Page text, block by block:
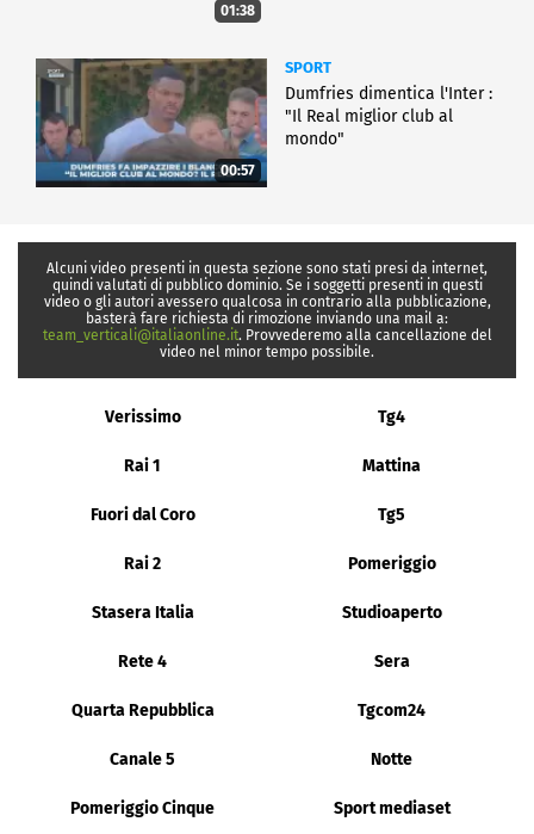
01:38
00:57
SPORT
Dumfries dimentica l'Inter :
"Il Real miglior club al
mondo"
Alcuni video presenti in questa sezione sono stati presi da internet,
quindi valutati di pubblico dominio. Se i soggetti presenti in questi
video o gli autori avessero qualcosa in contrario alla pubblicazione,
basterà fare richiesta di rimozione inviando una mail a:
team_verticali@italiaonline.it. Provvederemo alla cancellazione del
video nel minor tempo possibile.
Verissimo Tg4
Rai 1 Mattina
Fuori dal Coro Tg5
Rai 2 Pomeriggio
Stasera Italia Studioaperto
Rete 4 Sera
Quarta Repubblica Tgcom24
Canale 5 Notte
Pomeriggio Cinque Sport mediaset